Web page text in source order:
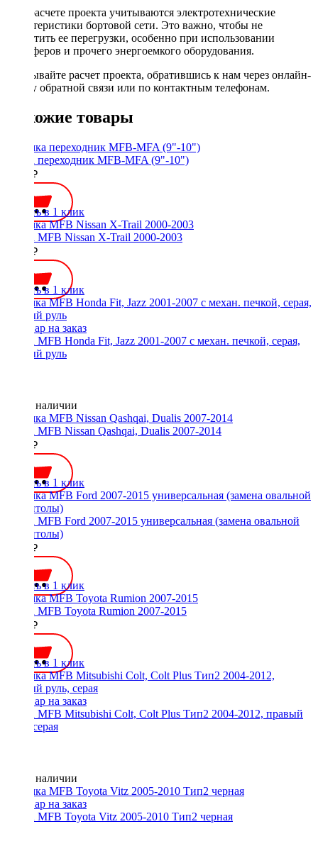
При расчете проекта учитываются электротехнические
характеристики бортовой сети. Это важно, чтобы не
допустить ее перегрузки, особенно при использовании
сабвуферов и прочего энергоемкого оборудования.
Заказывайте расчет проекта, обратившись к нам через онлайн-
форму обратной связи или по контактным телефонам.
Похожие товары
Рамка переходник MFB-MFA (9"-10")
1000 ₽
Купить в 1 клик
Рамка MFB Nissan X-Trail 2000-2003
2200 ₽
Купить в 1 клик
Рамка MFB Honda Fit, Jazz 2001-2007 с механ. печкой, серая,
правый руль
Нет в наличии
Рамка MFB Nissan Qashqai, Dualis 2007-2014
1800 ₽
Купить в 1 клик
Рамка MFB Ford 2007-2015 универсальная (замена овальной
магнитолы)
2200 ₽
Купить в 1 клик
Рамка MFB Toyota Rumion 2007-2015
2700 ₽
Купить в 1 клик
Рамка MFB Mitsubishi Colt, Colt Plus Тип2 2004-2012, правый
руль, серая
Нет в наличии
Рамка MFB Toyota Vitz 2005-2010 Тип2 черная